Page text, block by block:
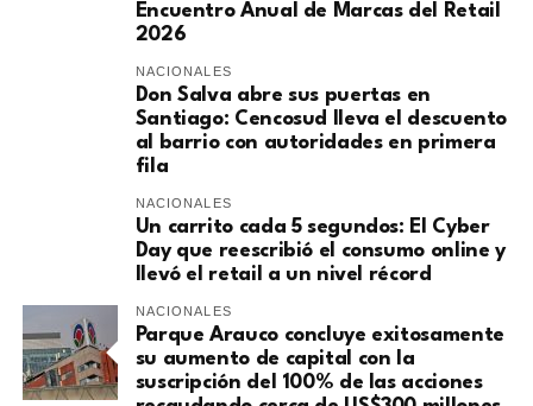
Encuentro Anual de Marcas del Retail
2026
NACIONALES
Don Salva abre sus puertas en
Santiago: Cencosud lleva el descuento
al barrio con autoridades en primera
fila
NACIONALES
Un carrito cada 5 segundos: El Cyber
Day que reescribió el consumo online y
llevó el retail a un nivel récord
NACIONALES
Parque Arauco concluye exitosamente
su aumento de capital con la
suscripción del 100% de las acciones